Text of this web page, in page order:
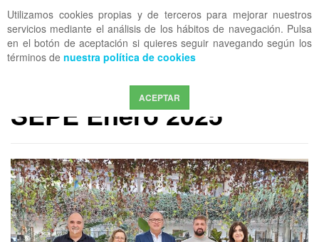
Utilizamos cookies propias y de terceros para mejorar nuestros
servicios mediante el análisis de los hábitos de navegación. Pulsa
en el botón de aceptación si quieres seguir navegando según los
términos de nuestra política de cookies
ACEPTAR
OFF CANVAS
PERMANENTE
Reunión estatal con el
SEPE Enero 2025